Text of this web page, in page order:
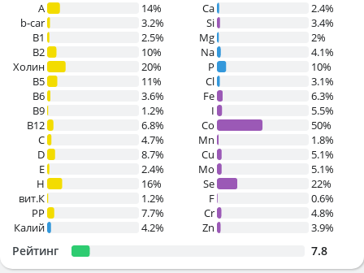
A
14%
b-car
3.2%
В1
2.5%
B2
10%
Холин
20%
B5
11%
B6
3.6%
B9
1.2%
B12
6.8%
C
4.7%
D
8.7%
E
2.4%
H
16%
вит.К
1.2%
PP
7.7%
Калий
4.2%
Ca
2.4%
Si
3.4%
Mg
2%
Na
4.1%
P
10%
Cl
3.1%
Fe
6.3%
I
5.5%
Co
50%
Mn
1.8%
Cu
5.1%
Mo
5.1%
Se
22%
F
0.6%
Cr
4.8%
Zn
3.9%
Рейтинг 7.8